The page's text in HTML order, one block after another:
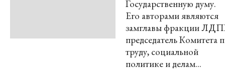
Государственную думу.
Его авторами являются
замглавы фракции
председатель Комитета
труду, социальной
политике и делам...